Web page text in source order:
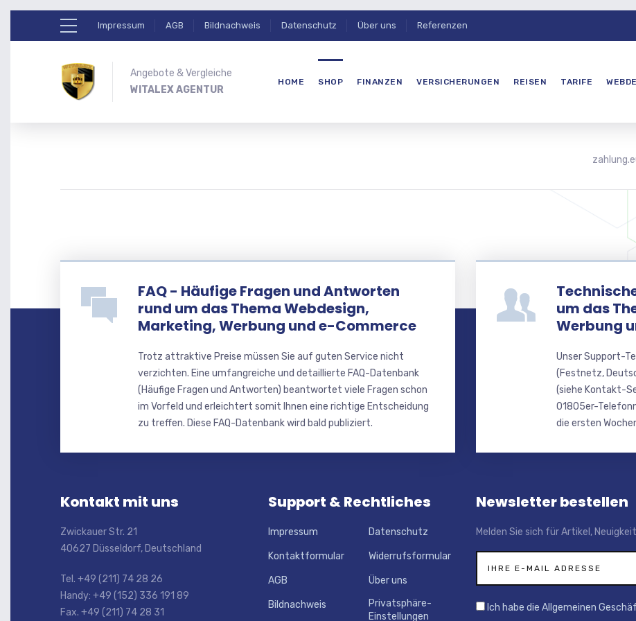
Impressum AGB Bildnachweis Datenschutz Über uns Referenzen
Angebote & Vergleiche
WITALEX AGENTUR
HOME SHOP FINANZEN VERSICHERUNGEN REISEN TARIFE
FAQ - Häufige Fragen und Antworten
rund um das Thema Webdesign,
Marketing, Werbung und e-Commerce
Trotz attraktive Preise müssen Sie auf guten Service nicht
verzichten. Eine umfangreiche und detaillierte FAQ-Datenbank
(Häufige Fragen und Antworten) beantwortet viele Fragen schon
im Vorfeld und erleichtert somit Ihnen eine richtige Entscheidung
zu treffen. Diese FAQ-Datenbank wird bald publiziert.
um das
Werbung
Unser Support-
(Festnetz,
(siehe Kontakt-
01805er-
die ersten
Kontakt mit uns
Zwickauer Str. 21
40627 Düsseldorf, Deutschland
Tel. +49 (211) 74 28 26
Handy: +49 (152) 336 191 89
Fax. +49 (211) 74 28 31
Support & Rechtliches
Impressum Datenschutz
Kontaktformular Widerrufsformular
AGB Über uns
Bildnachweis
Privatsphäre-
Einstellungen
Newsletter bestellen
Melden Sie sich für Artikel,
Ich habe die Allgemeinen